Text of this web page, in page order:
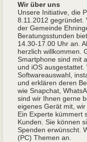
Wir über uns
Unsere Initiative, die
8.11.2012 gegründet.
der Gemeinde
Beratungsstunden
14.30-17.00 Uhr an.
herzlich willkommen.
Smartphone sind mit
und iOS
Softwareauswahl,
und erklären deren
wie Snapchat,
sind wir Ihnen gerne
eigenes Gerät mit,
Ein Experte kümmert
Kunden. Sie können
Spenden erwünscht.
(PC) Themen an.